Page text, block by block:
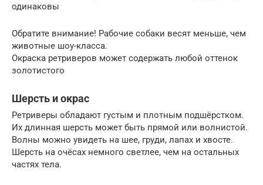
одинаковы
Обратите внимание! Рабочие собаки весят меньше, чем
животные шоу-класса.
Окраска ретриверов может содержать любой оттенок
золотистого
Шерсть и окрас
Ретриверы обладают густым и плотным подшёрстком.
Их длинная шерсть может быть прямой или волнистой.
Волны можно увидеть на шее, груди, лапах и хвосте.
Шерсть на очёсах немного светлее, чем на остальных
частях тела.